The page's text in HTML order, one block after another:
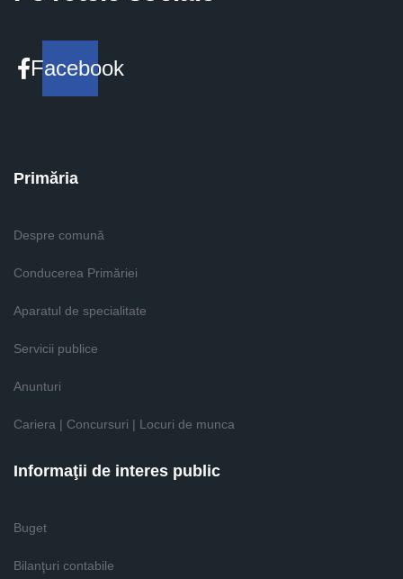
Facebook
Primăria
Despre comună
Conducerea Primăriei
Aparatul de specialitate
Servicii publice
Anunturi
Cariera | Concursuri | Locuri de munca
Informaţii de interes public
Buget
Bilanţuri contabile